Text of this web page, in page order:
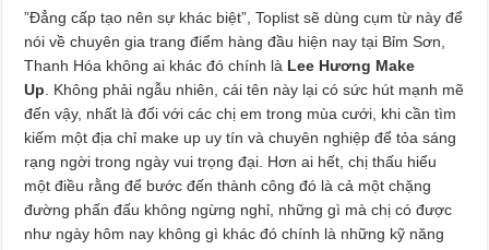
”Đẳng cấp tạo nên sự khác biệt”, Toplist sẽ dùng cụm từ này để
nói về chuyên gia trang điểm hàng đầu hiện nay tại Bỉm Sơn,
Thanh Hóa không ai khác đó chính là Lee Hương Make
Up . Không phải ngẫu nhiên, cái tên này lại có sức hút mạnh mẽ
đến vậy, nhất là đối với các chị em trong mùa cưới, khi cần tìm
kiếm một địa chỉ make up uy tín và chuyên nghiệp để tỏa sáng
rạng ngời trong ngày vui trọng đại. Hơn ai hết, chị thấu hiểu
một điều rằng để bước đến thành công đó là cả một chặng
đường phấn đấu không ngừng nghỉ, những gì mà chị có được
như ngày hôm nay không gì khác đó chính là những kỹ năng